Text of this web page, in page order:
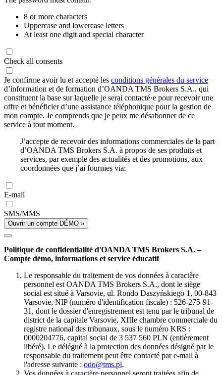
8 or more characters
Uppercase and lowercase letters
At least one digit and special character
Check all consents
Je confirme avoir lu et accepté les conditions générales du service
d’information et de formation d’OANDA TMS Brokers S.A., qui
constituent la base sur laquelle je serai contacté·e pour recevoir une
offre et bénéficier d’une assistance téléphonique pour la gestion de
mon compte. Je comprends que je peux me désabonner de ce
service à tout moment.
J’accepte de recevoir des informations commerciales de la part
d’OANDA TMS Brokers S.A. à propos de ses produits et
services, par exemple des actualités et des promotions, aux
coordonnées que j’ai fournies via:
E-mail
SMS/MMS
Ouvrir un compte DÉMO »
Politique de confidentialité d'OANDA TMS Brokers S.A. –
Compte démo, informations et service éducatif
Le responsable du traitement de vos données à caractère
personnel est OANDA TMS Brokers S.A., dont le siège
social est situé à Varsovie, ul. Rondo Daszyńskiego 1, 00-843
Varsovie, NIP (numéro d'identification fiscale) : 526-275-91-
31, dont le dossier d'enregistrement est tenu par le tribunal de
district de la capitale Varsovie, XIIIe chambre commerciale du
registre national des tribunaux, sous le numéro KRS :
0000204776, capital social de 3 537 560 PLN (entièrement
libéré). Le délégué à la protection des données désigné par le
responsable du traitement peut être contacté par e-mail à
l'adresse suivante : odo@tms.pl.
Vos données à caractère personnel seront traitées afin de